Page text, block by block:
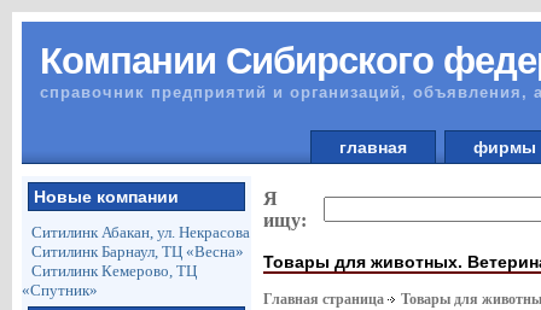
Компании Сибирского
справочник предприятий и организаций, объявления,
главная
Новые компании
Ситилинк Абакан, ул. Некрасова
Ситилинк Барнаул, ТЦ «Весна»
Ситилинк Кемерово, ТЦ
«Спутник»
Я
ищу:
Товары для животных.
Главная страница Товары для